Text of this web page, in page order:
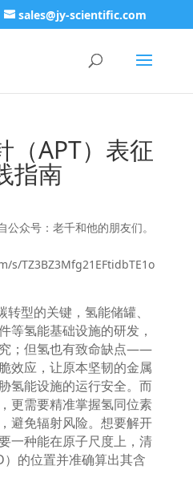
sales@jy-scientific.com
（APT）表征
指南
众号：老千和他的朋友们。
s/TZ3BZ3Mfg21EFtidbTE1o
型的关键，氢能储罐、
等氢能基础设施的研发，
；但氢也有致命缺点——
效应，让原本坚韧的金属
氢能设施的运行安全。而
更需要精准掌握氢同位素
避免辐射风险。想要解开
一种能在原子尺度上，清
）的位置并准确算出其含